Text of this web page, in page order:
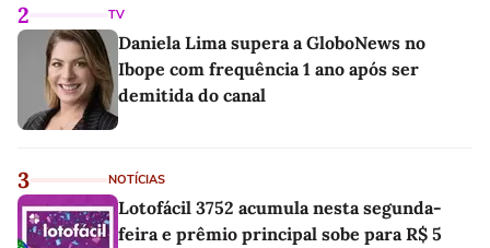
2 TV
Daniela Lima supera a GloboNews no
Ibope com frequência 1 ano após ser
demitida do canal
3 NOTÍCIAS
Lotofácil 3752 acumula nesta segunda-
feira e prêmio principal sobe para R$ 5